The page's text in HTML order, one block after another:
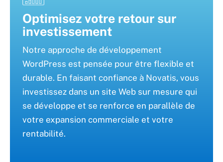
Optimisez votre retour sur
investissement
Notre approche de développement
WordPress est pensée pour être flexible et
durable. En faisant confiance à Novatis, vous
investissez dans un site Web sur mesure qui
se développe et se renforce en parallèle de
votre expansion commerciale et votre
rentabilité.